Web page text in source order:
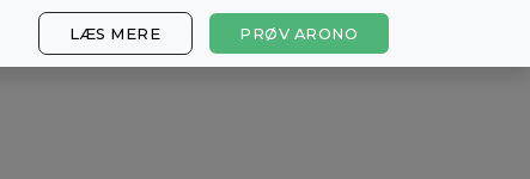
LÆS MERE PRØV ARONO